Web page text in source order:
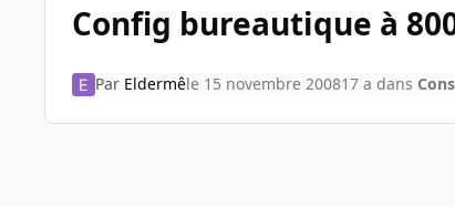
Config bureautique à
Par Eldermêle 15 novembre 200817 a dans